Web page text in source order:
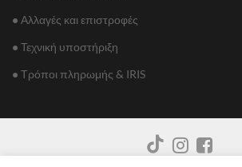
• Αλλαγές και επιστροφές
• Τεχνική υποστήριξη
• Τρόποι πληρωμής & IRIS